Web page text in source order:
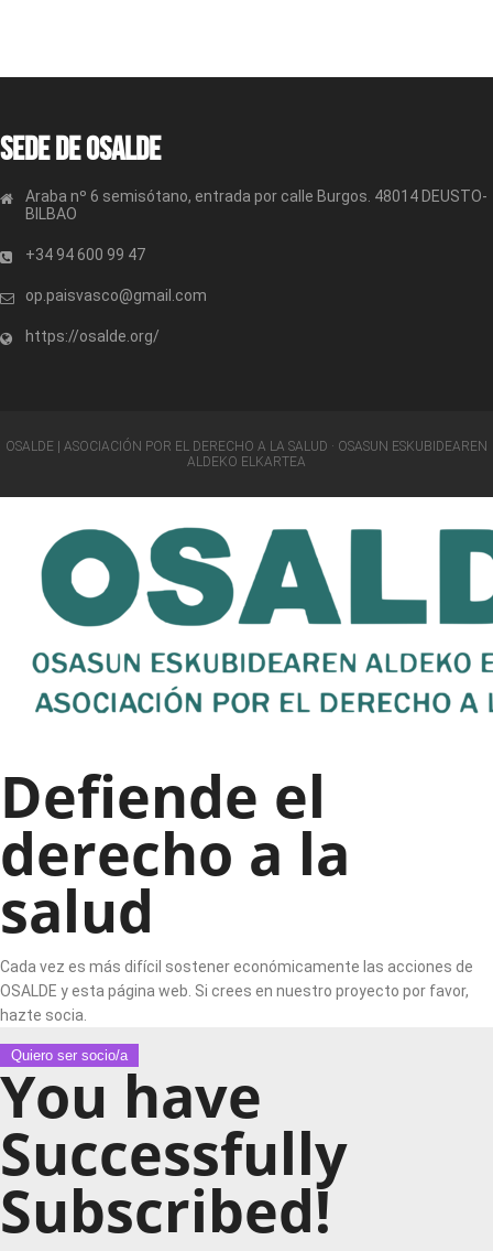
Sede de OSALDE
Araba nº 6 semisótano, entrada por calle Burgos. 48014 DEUSTO-
BILBAO
+34 94 600 99 47
op.paisvasco@gmail.com
https://osalde.org/
OSALDE | ASOCIACIÓN POR EL DERECHO A LA SALUD · OSASUN ESKUBIDEAREN
ALDEKO ELKARTEA
Defiende el
derecho a la
salud
Cada vez es más difícil sostener económicamente las acciones de
OSALDE y esta página web. Si crees en nuestro proyecto por favor,
hazte socia.
Quiero ser socio/a
You have
Successfully
Subscribed!